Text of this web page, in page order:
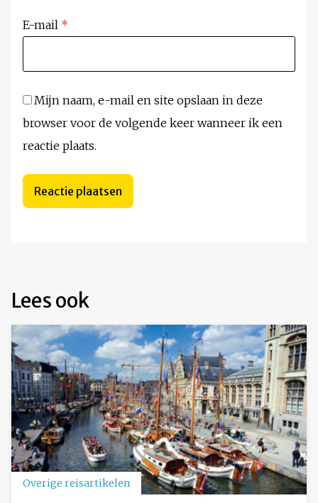
E-mail *
Mijn naam, e-mail en site opslaan in deze
browser voor de volgende keer wanneer ik een
reactie plaats.
Lees ook
Overige reisartikelen